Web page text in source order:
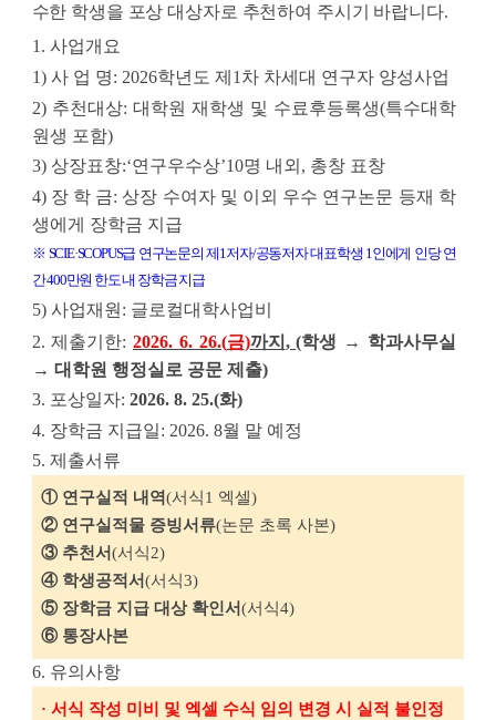
수한 학생을 포상 대상자로 추천하여 주시기 바랍니다.
1 . 사업개요
1) 사 업 명: 2026학년도 제 1 차 차세대 연구자 양성사업
2) 추천대상: 대학원 재학생 및 수료후등록생(특수대학
원생 포함)
3) 상장표창:‘연구우수상’10명 내외 , 총창 표창
4) 장 학 금: 상장 수여자 및 이외 우수 연구논문 등재 학
생에게 장학금 지급
※ SCIE·SCOPUS급 연구논문의 제1 저자/공동저자 대표학생 1 인에게 인당 연
간 400만원 한도 내 장학금 지급
5) 사업재원 : 글로컬대학사업비
2. 제출기한: 2026. 6. 26.(금)까지 , (학생 → 학과사무실
→ 대학원 행정실로 공문 제출)
3. 포상일자: 2026. 8. 25.(화)
4. 장학금 지급일: 2026. 8월 말 예정
5. 제출서류
① 연구실적 내역(서식1 엑셀)
② 연구실적물 증빙서류(논문 초록 사본)
③ 추천서(서식2)
④ 학생공적서(서식3)
⑤ 장학금 지급 대상 확인서(서식4)
⑥ 통장사본
6. 유의사항
· 서식 작성 미비 및 엑셀 수식 임의 변경 시 실적 불인정